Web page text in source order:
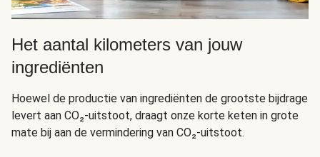
Het aantal kilometers van jouw
ingrediënten
Hoewel de productie van ingrediënten de grootste bijdrage
levert aan CO₂-uitstoot, draagt onze korte keten in grote
mate bij aan de vermindering van CO₂-uitstoot.